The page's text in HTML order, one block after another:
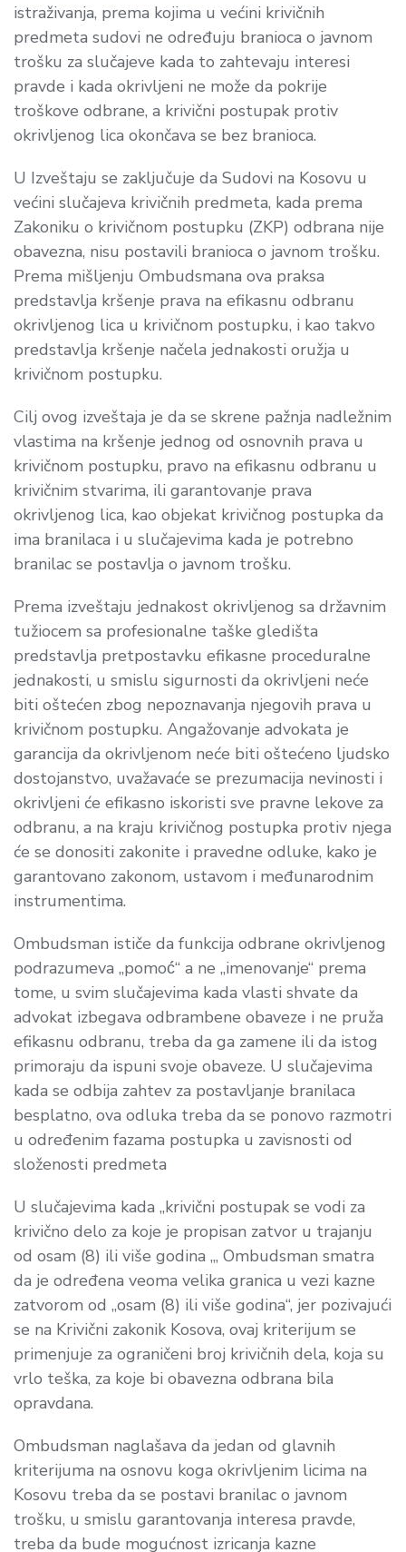
istraživanja, prema kojima u većini krivičnih
predmeta sudovi ne određuju branioca o javnom
trošku za slučajeve kada to zahtevaju interesi
pravde i kada okrivljeni ne može da pokrije
troškove odbrane, a krivični postupak protiv
okrivljenog lica okončava se bez branioca.
U Izveštaju se zaključuje da Sudovi na Kosovu u
većini slučajeva krivičnih predmeta, kada prema
Zakoniku o krivičnom postupku (ZKP) odbrana nije
obavezna, nisu postavili branioca o javnom trošku.
Prema mišljenju Ombudsmana ova praksa
predstavlja kršenje prava na efikasnu odbranu
okrivljenog lica u krivičnom postupku, i kao takvo
predstavlja kršenje načela jednakosti oružja u
krivičnom postupku.
Cilj ovog izveštaja je da se skrene pažnja nadležnim
vlastima na kršenje jednog od osnovnih prava u
krivičnom postupku, pravo na efikasnu odbranu u
krivičnim stvarima, ili garantovanje prava
okrivljenog lica, kao objekat krivičnog postupka da
ima branilaca i u slučajevima kada je potrebno
branilac se postavlja o javnom trošku.
Prema izveštaju jednakost okrivljenog sa državnim
tužiocem sa profesionalne taške gledišta
predstavlja pretpostavku efikasne proceduralne
jednakosti, u smislu sigurnosti da okrivljeni neće
biti oštećen zbog nepoznavanja njegovih prava u
krivičnom postupku. Angažovanje advokata je
garancija da okrivljenom neće biti oštećeno ljudsko
dostojanstvo, uvažavaće se prezumacija nevinosti i
okrivljeni će efikasno iskoristi sve pravne lekove za
odbranu, a na kraju krivičnog postupka protiv njega
će se donositi zakonite i pravedne odluke, kako je
garantovano zakonom, ustavom i međunarodnim
instrumentima.
Ombudsman ističe da funkcija odbrane okrivljenog
podrazumeva „pomoć́“ a ne „imenovanje“ prema
tome, u svim slučajevima kada vlasti shvate da
advokat izbegava odbrambene obaveze i ne pruža
efikasnu odbranu, treba da ga zamene ili da istog
primoraju da ispuni svoje obaveze. U slučajevima
kada se odbija zahtev za postavljanje branilaca
besplatno, ova odluka treba da se ponovo razmotri
u određenim fazama postupka u zavisnosti od
složenosti predmeta
U slučajevima kada „krivični postupak se vodi za
krivično delo za koje je propisan zatvor u trajanju
od osam (8) ili više godina „, Ombudsman smatra
da je određena veoma velika granica u vezi kazne
zatvorom od „osam (8) ili više godina“, jer pozivajući
se na Krivični zakonik Kosova, ovaj kriterijum se
primenjuje za ograničeni broj krivičnih dela, koja su
vrlo teška, za koje bi obavezna odbrana bila
opravdana.
Ombudsman naglašava da jedan od glavnih
kriterijuma na osnovu koga okrivljenim licima na
Kosovu treba da se postavi branilac o javnom
trošku, u smislu garantovanja interesa pravde,
treba da bude mogućnost izricanja kazne